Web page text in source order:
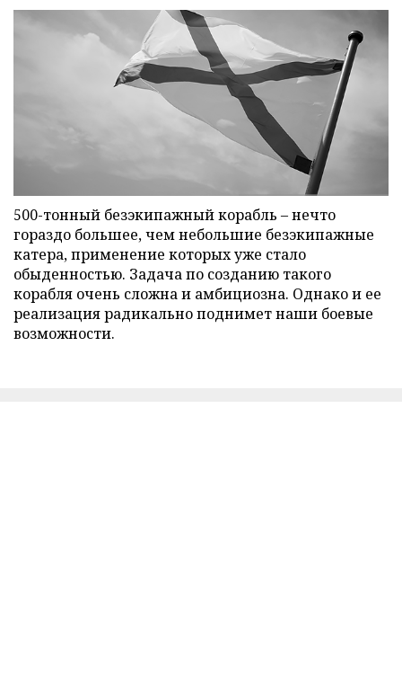
500-тонный безэкипажный корабль – нечто
гораздо большее, чем небольшие безэкипажные
катера, применение которых уже стало
обыденностью. Задача по созданию такого
корабля очень сложна и амбициозна. Однако и ее
реализация радикально поднимет наши боевые
возможности.